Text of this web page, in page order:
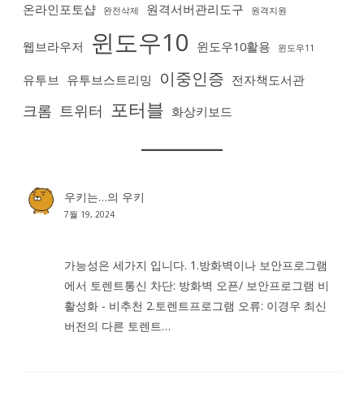
온라인포토샵 완전삭제 원격서버관리도구 원격지원
웹브라우저 윈도우10 윈도우10활용 윈도우11
유투브 유투브스트리밍 이중인증 전자책도서관
크롬 트위터 포터블 화상키보드
우키는…의 우키
7월 19, 2024
가능성은 세가지 입니다. 1.방화벽이나 보안프로그램
에서 토렌트통신 차단: 방화벽 오픈/ 보안프로그램 비
활성화 - 비추천 2.토렌트프로그램 오류: 이경우 최신
버전의 다른 토렌트…